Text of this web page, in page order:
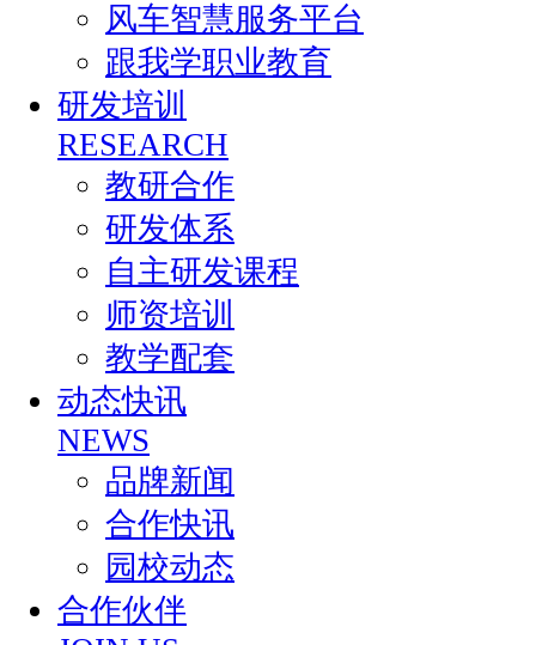
风车智慧服务平台
跟我学职业教育
研发培训
RESEARCH
教研合作
研发体系
自主研发课程
师资培训
教学配套
动态快讯
NEWS
品牌新闻
合作快讯
园校动态
合作伙伴